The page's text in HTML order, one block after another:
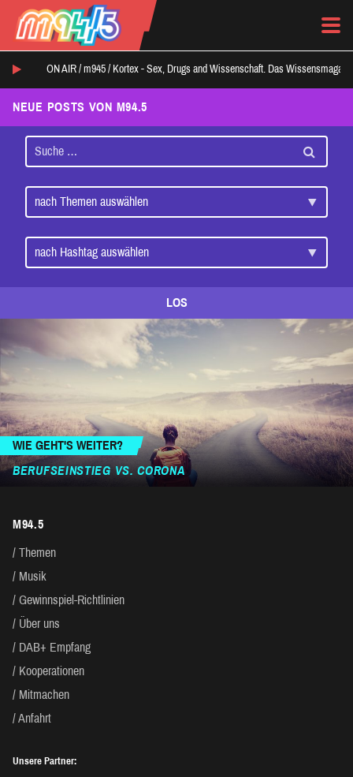
ON AIR / m945 / Kortex - Sex, Drugs and Wissenschaft. Das
NEUE POSTS VON M94.5
LOS
WIE GEHT'S WEITER?
BERUFSEINSTIEG VS. CORONA
M94.5
Themen
Musik
Gewinnspiel-Richtlinien
Über uns
DAB+ Empfang
Kooperationen
Mitmachen
Anfahrt
Unsere Partner: